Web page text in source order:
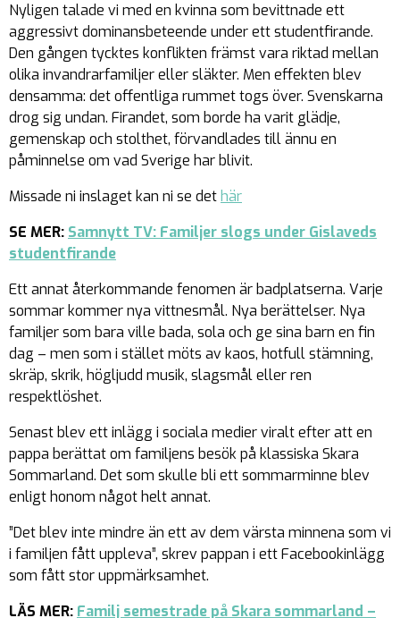
Nyligen talade vi med en kvinna som bevittnade ett
aggressivt dominansbeteende under ett studentfirande.
Den gången tycktes konflikten främst vara riktad mellan
olika invandrarfamiljer eller släkter. Men effekten blev
densamma: det offentliga rummet togs över. Svenskarna
drog sig undan. Firandet, som borde ha varit glädje,
gemenskap och stolthet, förvandlades till ännu en
påminnelse om vad Sverige har blivit.
Missade ni inslaget kan ni se det här
SE MER: Samnytt TV: Familjer slogs under Gislaveds
studentfirande
Ett annat återkommande fenomen är badplatserna. Varje
sommar kommer nya vittnesmål. Nya berättelser. Nya
familjer som bara ville bada, sola och ge sina barn en fin
dag – men som i stället möts av kaos, hotfull stämning,
skräp, skrik, högljudd musik, slagsmål eller ren
respektlöshet.
Senast blev ett inlägg i sociala medier viralt efter att en
pappa berättat om familjens besök på klassiska Skara
Sommarland. Det som skulle bli ett sommarminne blev
enligt honom något helt annat.
”Det blev inte mindre än ett av dem värsta minnena som vi
i familjen fått uppleva”, skrev pappan i ett Facebookinlägg
som fått stor uppmärksamhet.
LÄS MER: Familj semestrade på Skara sommarland –